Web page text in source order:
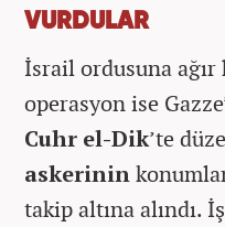
VURDULAR
İsrail ordusuna
operasyon ise
Cuhr el-Dik’te
askerinin
takip altına alındı.